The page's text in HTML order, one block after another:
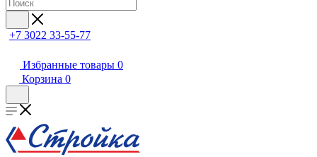
+7 3022 33-55-77
Избранные товары 0
Корзина 0